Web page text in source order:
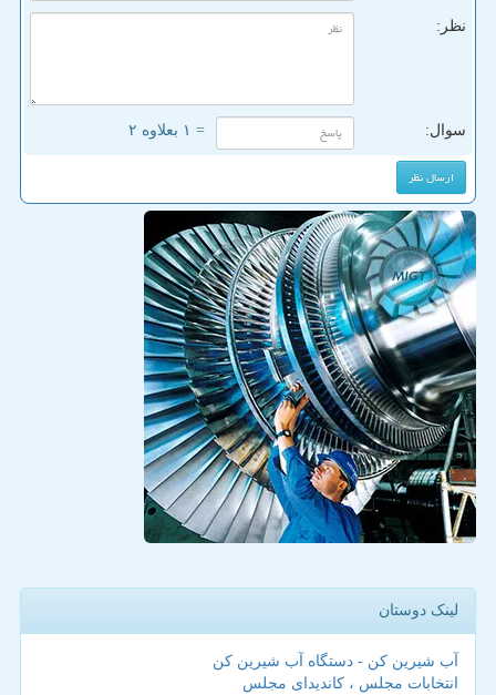
نظر:
سوال: = ۱ بعلاوه ۲
لینک دوستان
آب شیرین کن - دستگاه آب شیرین کن
انتخابات مجلس ، کاندیدای مجلس